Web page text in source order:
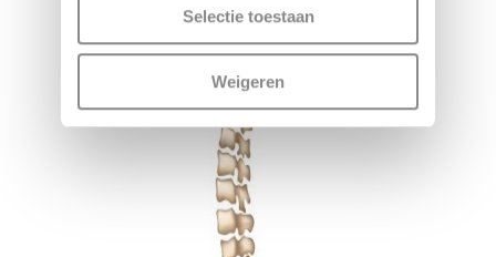
Selectie toestaan
Weigeren